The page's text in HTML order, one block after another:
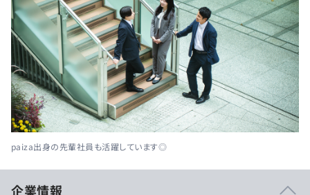
paiza出身の先輩社員も活躍しています◎
企業情報